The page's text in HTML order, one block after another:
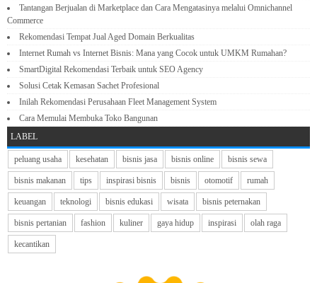
Tantangan Berjualan di Marketplace dan Cara Mengatasinya melalui Omnichannel
Commerce
Rekomendasi Tempat Jual Aged Domain Berkualitas
Internet Rumah vs Internet Bisnis: Mana yang Cocok untuk UMKM Rumahan?
SmartDigital Rekomendasi Terbaik untuk SEO Agency
Solusi Cetak Kemasan Sachet Profesional
Inilah Rekomendasi Perusahaan Fleet Management System
Cara Memulai Membuka Toko Bangunan
LABEL
peluang usaha kesehatan bisnis jasa bisnis online bisnis sewa
bisnis makanan tips inspirasi bisnis bisnis otomotif rumah
keuangan teknologi bisnis edukasi wisata bisnis peternakan
bisnis pertanian fashion kuliner gaya hidup inspirasi olah raga
kecantikan